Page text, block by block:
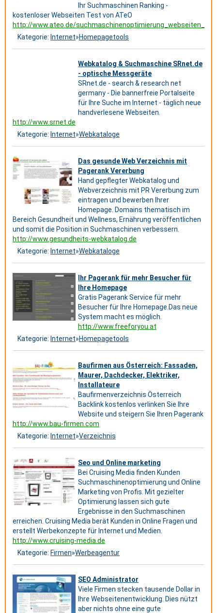
Ihr Suchmaschinen Ranking -
kostenloser Webseiten Test von ATeO
http://www.ateo.de/
Kategorie: Internet»Homepagetools
Webkatalog & Suchmaschine SRnet.de
- optische Messgeräte
SRnet.de - search & research net
germany - Die bannerfreie Portalseite
für Ihre Suche im Internet - täglich neue
handverlesene Webseiten.
http://www.srnet.de
Kategorie: Internet»Webkataloge
Das gesunde Web Verzeichnis mit
Pagerank Vererbung
Hand gepflegter Webkatalog und
Webverzeichnis mit PR Vererbung zum
eintragen und bewerben Ihrer
Homepage. Domains thematisch im
Bereich Gesundheit und Wellness, Ernährung veröffentlichen
und somit die Position in Suchmaschinen verbessern.
http://www.gesundheits-webkatalog.de
Kategorie: Internet»Webkataloge
Ihr Pagerank für mehr Besucher für
Ihre Homepage
Gratis Pagerank Service für mehr
Besucher für Ihre Homepage.Das neue
System macht es möglich.
http://www.freeforyou.at
Kategorie: Internet»Homepagetools
Baufirmen aus Österreich: Fassaden,
Maurer, Dachdecker, Elektriker,
Installateure
Baufirmenverzeichnis Österreich
Backlink kostenlos verlinken Sie Ihre
Website und steigern Sie Ihren Pagerank
http://www.bau-firmen.com
Kategorie: Internet»Verzeichnis
Seo und Online marketing
Bei Cruising Media finden Kunden
Suchmaschinenoptimierung und Online
Marketing von Profis. Mit gezielter
Optimierung lassen sich gute
Ergebnisse in den Suchmaschinen
erreichen. Cruising Media berät Kunden in Online Fragen und
erstellt Werbekonzepte für Internet und Medien.
http://www.cruising-media.de
Kategorie: Firmen»Werbeagentur
SEO Administrator
Viele Firmen stecken tausende Dollar in
Ihre Webseitenentwicklung. Dies nützt
aber nichts ohne eine gute